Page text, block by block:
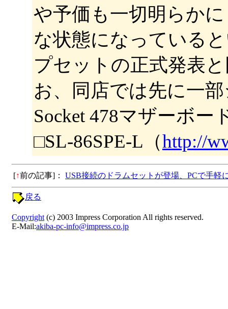
や予価も一切明らか
な状態になっている
プセットの正式発表
お、同店では先に一
Socket 478マザーボー
□SL-86SPE-L（http://
[↑前の記事]： USB接続のドラムセットが登場、PCで手軽
戻る
Copyright (c) 2003 Impress Corporation All rights reserved.
E-Mail:akiba-pc-info@impress.co.jp